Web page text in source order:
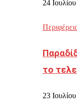
24
το
23